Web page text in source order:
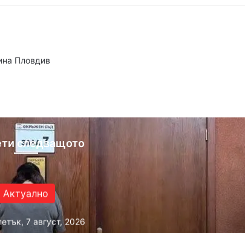
Пловдив
следващото
Актуално
7 август, 2026